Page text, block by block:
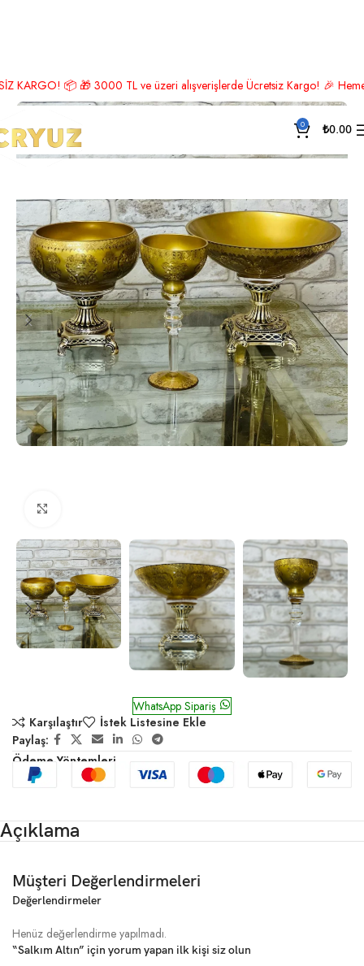
🎁 3000 TL ve üzeri alışverişlerde Ücretsiz Kargo! 🎉 Hemen üye
0 ₺0.00
Ana Sayfa İstanbul Koleksiyonu
WhatsApp Sipariş
Karşılaştır
İstek Listesine Ekle
Paylaş:
Ödeme Yöntemleri
Açıklama
Müşteri Değerlendirmeleri
Değerlendirmeler
Henüz değerlendirme yapılmadı.
“Salkım Altın” için yorum yapan ilk kişi siz olun